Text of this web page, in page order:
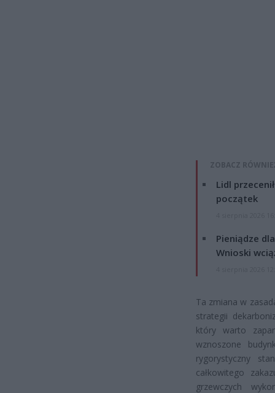
ZOBACZ
Lidl
początek
Pieniądze
Wnioski
Ta zmiana w
strategii
który warto
wznoszone
rygorystyczny
całkowitego
grzewczych